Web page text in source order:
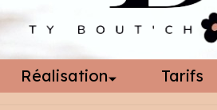
Réalisation Tarifs